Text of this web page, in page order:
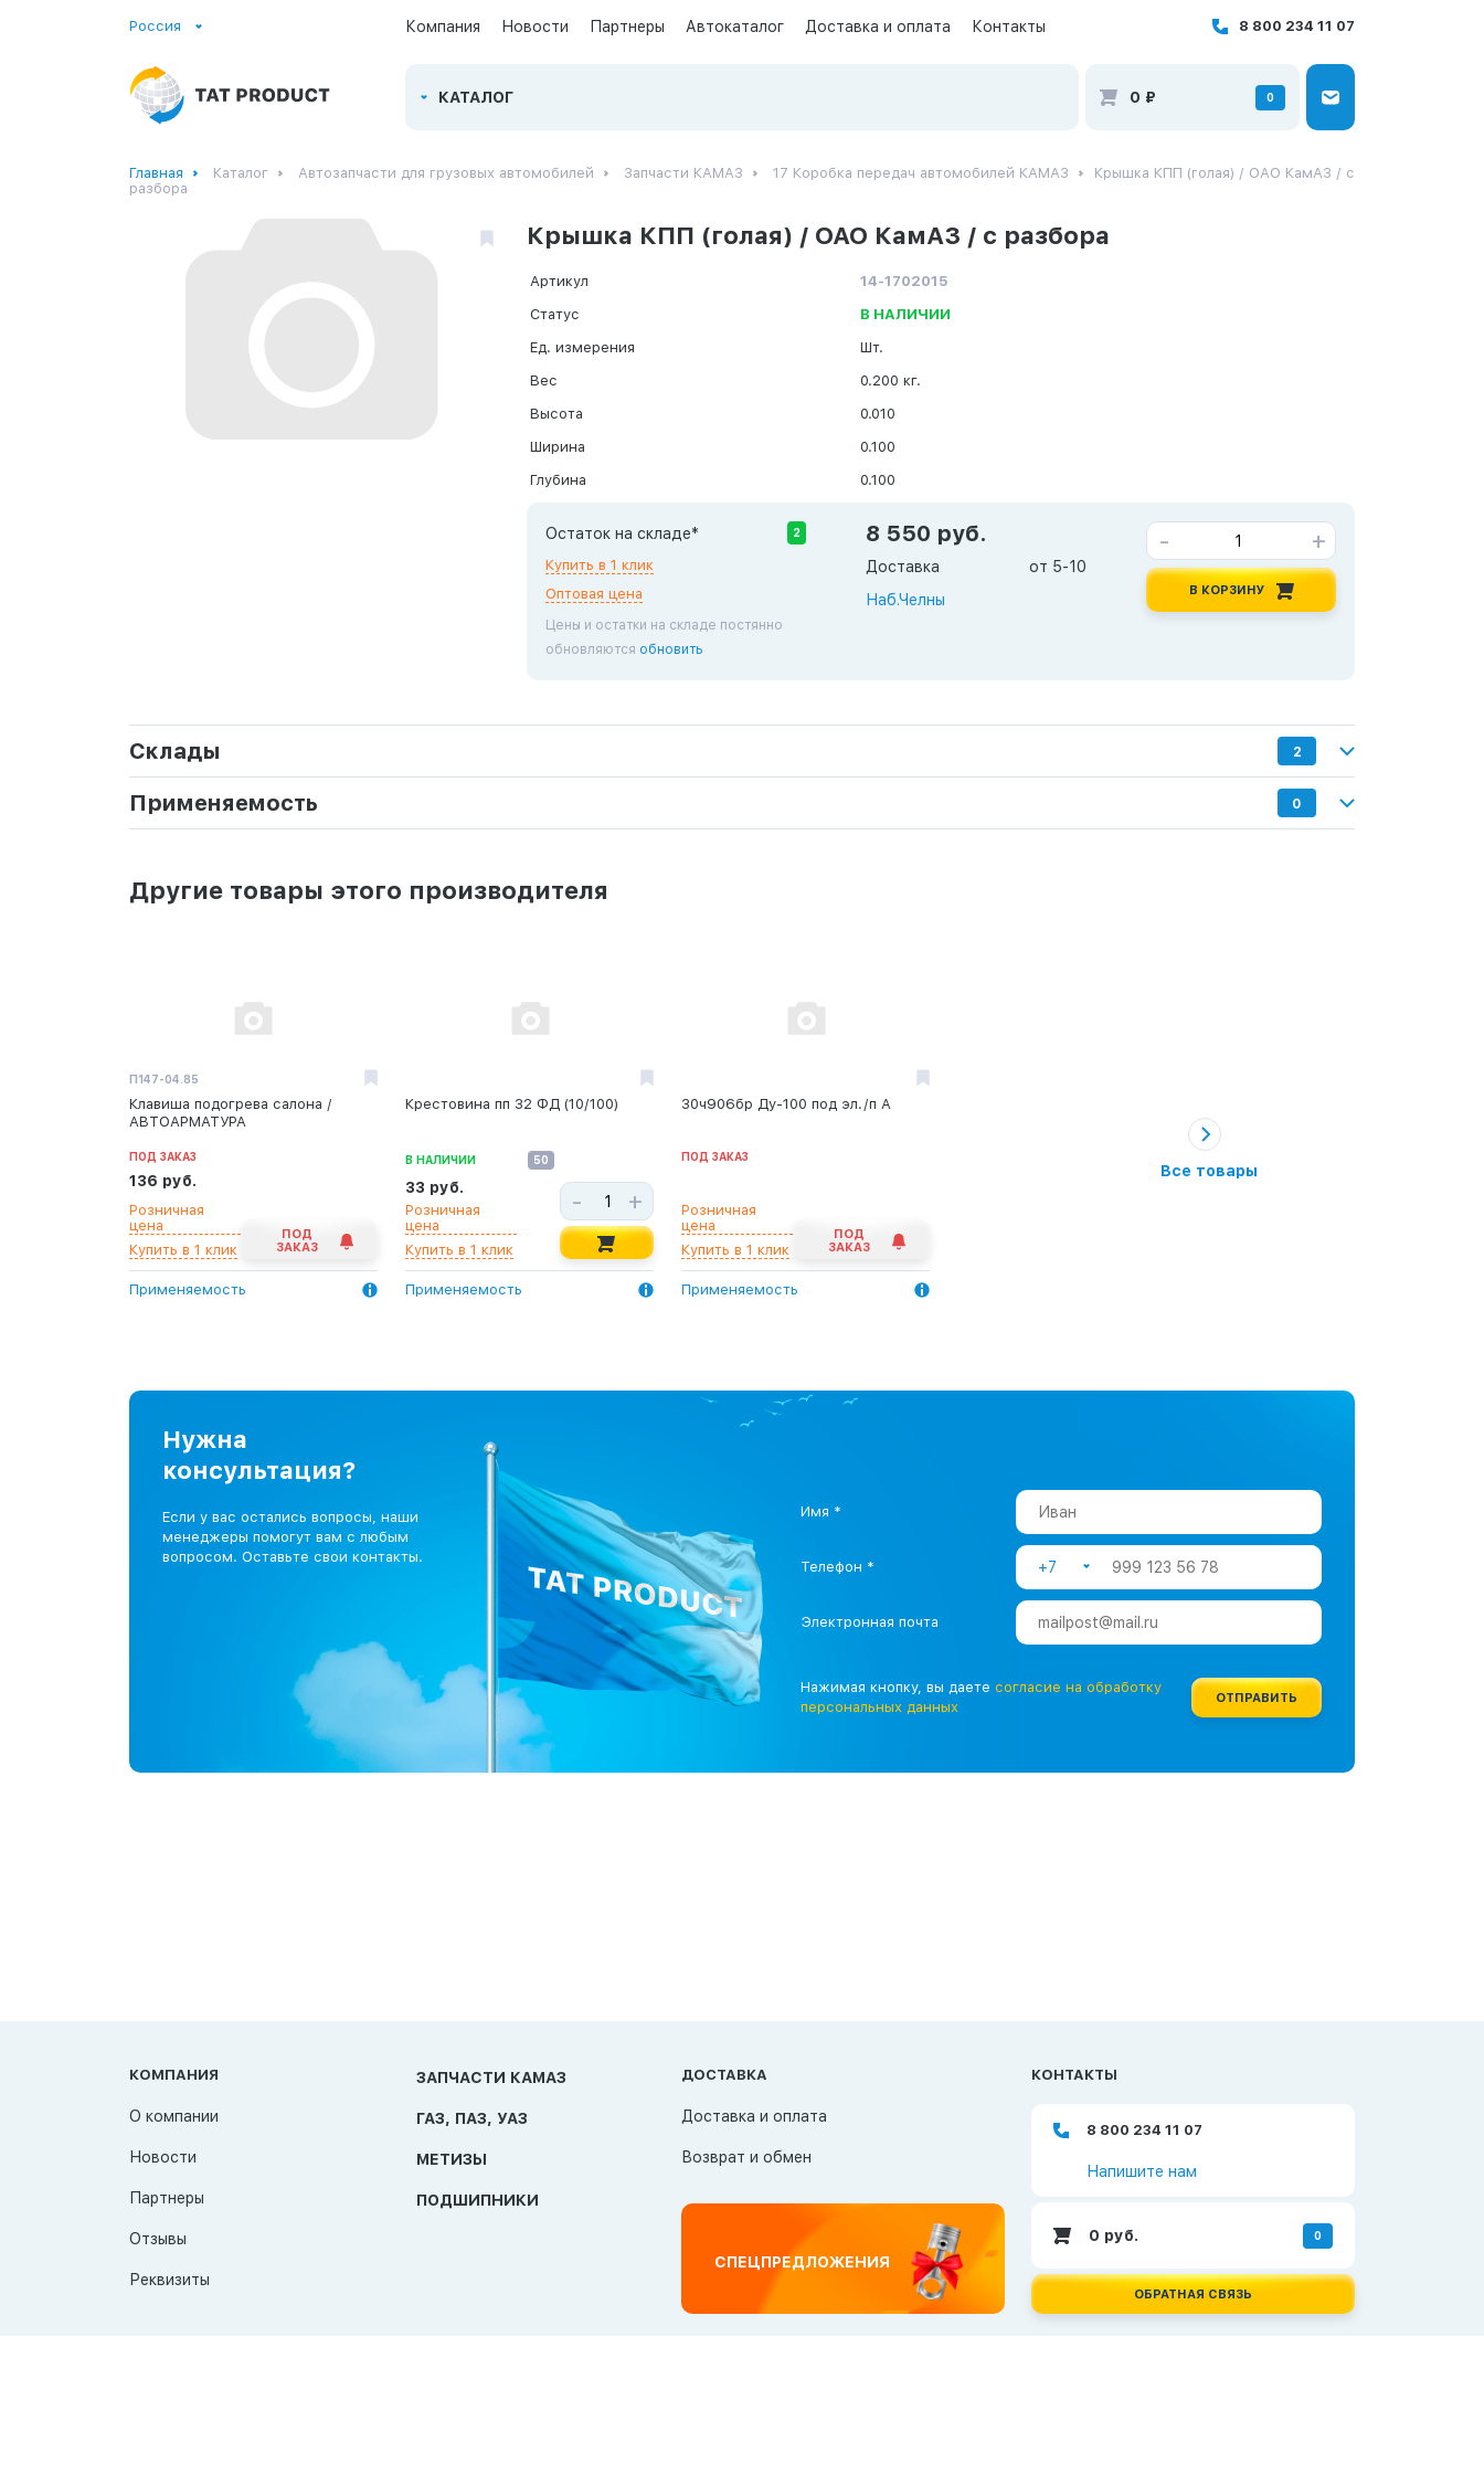
Россия Компания Новости Партнеры Автокаталог Доставка и оплата Контакты 8 800 234 11 07
КАТАЛОГ 0 ₽ 0
Главная Каталог Автозапчасти для грузовых автомобилей Запчасти КАМАЗ 17 Коробка передач автомобилей КАМАЗ
Крышка КПП (голая) / ОАО КамАЗ / с
разбора
Крышка КПП (голая) / ОАО КамАЗ / с разбора
Артикул
14-1702015
Статус
В НАЛИЧИИ
Ед. измерения
Шт.
Вес
0.200 кг.
Высота
0.010
Ширина
0.100
Глубина
0.100
Остаток на складе* 2
Купить в 1 клик
Оптовая цена
Цены и остатки на складе постянно
обновляются обновить
8 550 руб.
Доставка
от 5-10
Наб.Челны
- +
В КОРЗИНУ
Склады 2
Применяемость 0
Другие товары этого производителя
П147-04.85
Клавиша подогрева салона /
АВТОАРМАТУРА
ПОД ЗАКАЗ
136 руб.
Розничная
цена
Купить в 1 клик
ПОД
ЗАКАЗ
Применяемость
Крестовина пп 32 ФД (10/100)
В НАЛИЧИИ 50
33 руб.
Розничная
цена
Купить в 1 клик
- +
Применяемость
30ч906бр Ду-100 под эл./п А
ПОД ЗАКАЗ
Розничная
цена
Купить в 1 клик
ПОД
ЗАКАЗ
Применяемость
Все товары
Нужна
консультация?
Если у вас остались вопросы, наши
менеджеры помогут вам с любым
вопросом. Оставьте свои контакты.
Имя *
Телефон * +7
Электронная почта
Нажимая кнопку, вы даете согласие на обработку
персональных данных
ОТПРАВИТЬ
КОМПАНИЯ
О компании
Новости
Партнеры
Отзывы
Реквизиты
ЗАПЧАСТИ КАМАЗ
ГАЗ, ПАЗ, УАЗ
МЕТИЗЫ
ПОДШИПНИКИ
ДОСТАВКА
Доставка и оплата
Возврат и обмен
СПЕЦПРЕДЛОЖЕНИЯ
КОНТАКТЫ
8 800 234 11 07
Напишите нам
0 руб. 0
ОБРАТНАЯ СВЯЗЬ